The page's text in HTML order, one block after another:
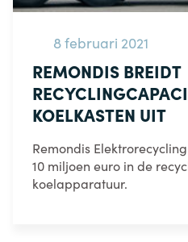
8 februari 2021
REMONDIS BREIDT
KOELKASTEN UIT
Remondis
10 miljoen euro in de
koelapparatuur.